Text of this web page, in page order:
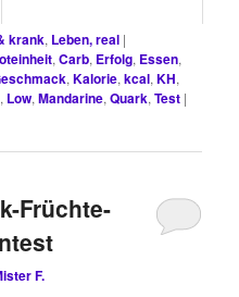
krank, Leben, real |
,Carb, Erfolg, Essen,
,Kalorie,kcal,KH,
, Low,Mandarine,Quark,Test |
Früchte-
F.